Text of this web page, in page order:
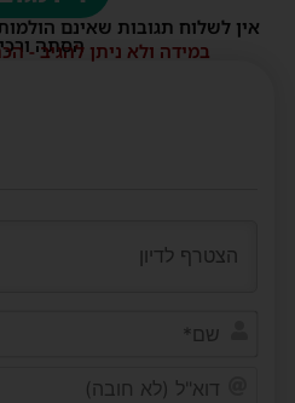
אין לשלוח תגובות שאינם
הסתה
במידה ולא ניתן להגיב -